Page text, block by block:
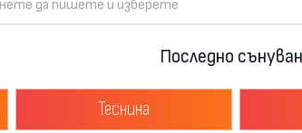
Последно
Теснина